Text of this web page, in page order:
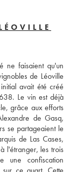
ne faisaient qu'un
de Léoville
avait été créé
Le vin est déjà
grâce aux efforts
de Gasq,
se partageaient le
de Las Cases,
l'étranger, les trois
une confiscation